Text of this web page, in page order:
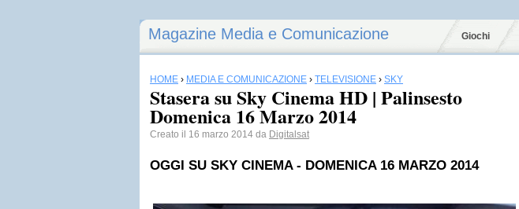
Magazine Media e Comunicazione Giochi
HOME › MEDIA E COMUNICAZIONE › TELEVISIONE › SKY
Stasera su Sky Cinema HD | Palinsesto
Domenica 16 Marzo 2014
Creato il 16 marzo 2014 da Digitalsat
OGGI SU SKY CINEMA - DOMENICA 16 MARZO 2014